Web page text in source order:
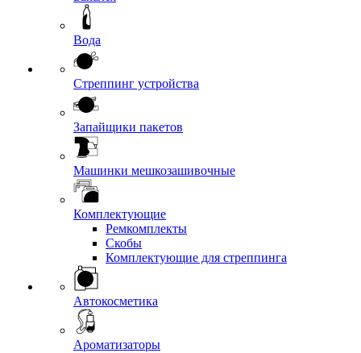
Вода
Стреппинг устройства
Запайщики пакетов
Машинки мешкозашивочные
Комплектующие
Ремкомплекты
Скобы
Комплектующие для стреппинга
Автокосметика
Ароматизаторы